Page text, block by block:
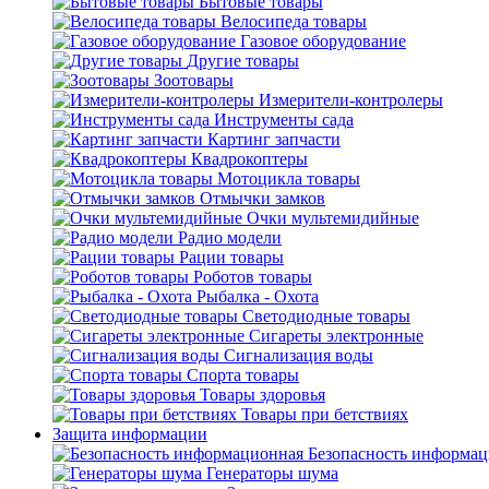
Велосипеда товары
Газовое оборудование
Другие товары
Зоотовары
Измерители-контролеры
Инструменты сада
Картинг запчасти
Квадрокоптеры
Мотоцикла товары
Отмычки замков
Очки мультемидийные
Радио модели
Рации товары
Роботов товары
Рыбалка - Охота
Светодиодные товары
Сигареты электронные
Сигнализация воды
Спорта товары
Товары здоровья
Товары при бетствиях
Защита информации
Безопасность
Генераторы шума